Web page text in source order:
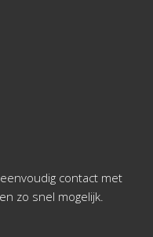
contact met
zo snel mogelijk.